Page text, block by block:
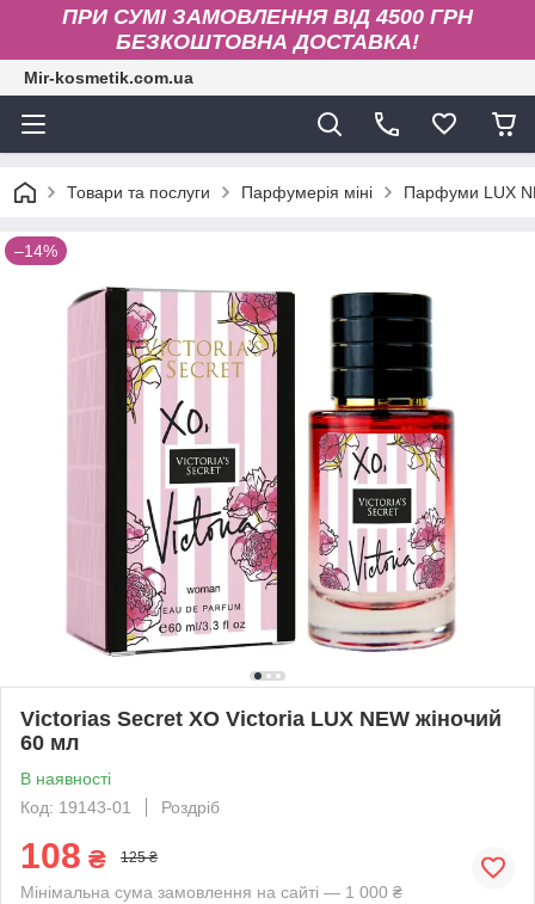
ПРИ СУМІ ЗАМОВЛЕННЯ ВІД 4500 ГРН
БЕЗКОШТОВНА ДОСТАВКА!
Mir-kosmetik.com.ua
Товари та послуги Парфумерія міні Парфуми LUX
–14%
Victorias Secret XO Victoria LUX NEW жіночий
60 мл
В наявності
Код: 19143-01
Роздріб
108 ₴ 125 ₴
Мінімальна сума замовлення на сайті — 1 000 ₴